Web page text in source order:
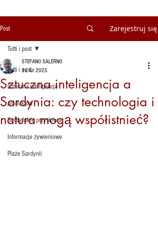
Post Zarejestruj się
Tutti i post
Sztuczna inteligencja
produktów
Sardyńskie przysłowia
Informacje żywieniowe
Plaże Sardynii
Tutti i post
Sztuczna inteligencja a
Sardynia: czy technologia i
natura mogą współistnieć?
STEFANO SALERNO
12 lut 2025